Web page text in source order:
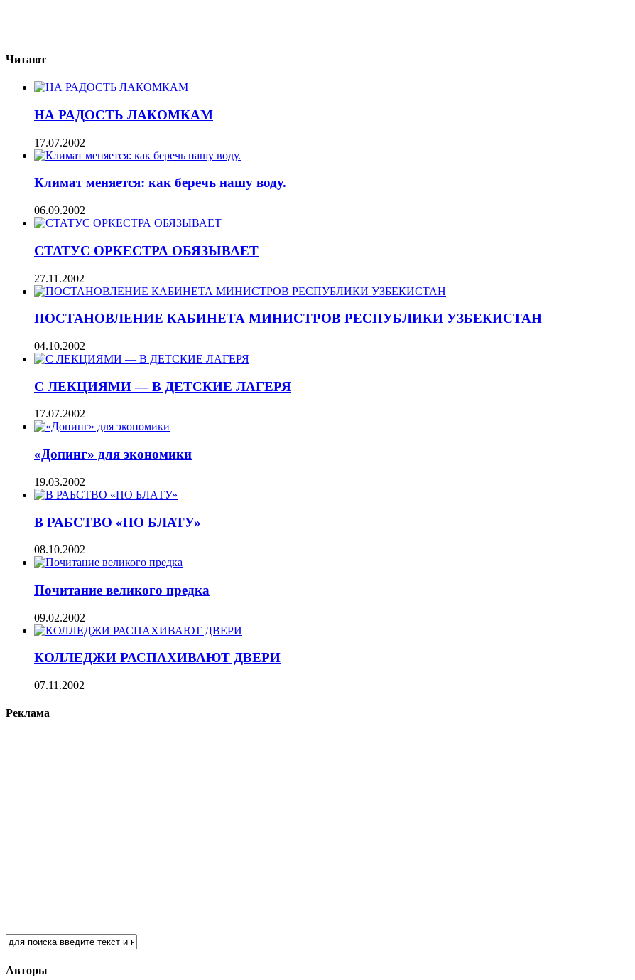
Читают
НА РАДОСТЬ ЛАКОМКАМ
17.07.2002
Климат меняется: как беречь нашу воду.
06.09.2002
СТАТУС ОРКЕСТРА ОБЯЗЫВАЕТ
27.11.2002
ПОСТАНОВЛЕНИЕ КАБИНЕТА МИНИСТРОВ РЕСПУБЛИКИ УЗБЕКИСТАН
04.10.2002
С ЛЕКЦИЯМИ — В ДЕТСКИЕ ЛАГЕРЯ
17.07.2002
«Допинг» для экономики
19.03.2002
В РАБСТВО «ПО БЛАТУ»
08.10.2002
Почитание великого предка
09.02.2002
КОЛЛЕДЖИ РАСПАХИВАЮТ ДВЕРИ
07.11.2002
Реклама
Авторы